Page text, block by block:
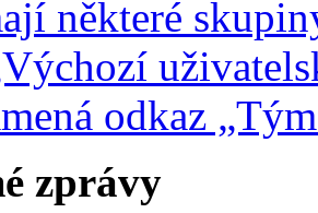
některé
odkaz
zprávy